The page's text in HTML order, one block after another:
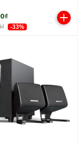
-33%